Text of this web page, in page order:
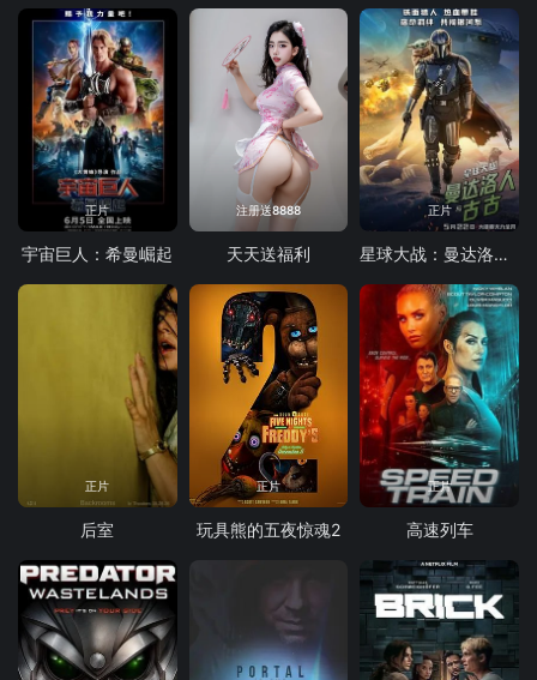
正片
宇宙巨人：希曼崛起
注册送8888
天天送福利
正片
星球大战：曼达洛人与古古
正片
后室
正片
玩具熊的五夜惊魂2
正片
高速列车